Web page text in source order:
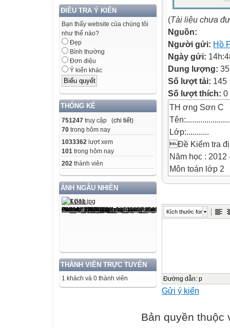
ĐIỀU TRA Ý KIẾN
Bạn thấy website của chúng tôi
như thế nào?
Đẹp
Bình thường
Đơn điệu
Ý kiến khác
THỐNG KÊ
751247 truy cập (chi tiết)
70 trong hôm nay
1033362 lượt xem
101 trong hôm nay
202 thành viên
ẢNH NGẪU NHIÊN
THÀNH VIÊN TRỰC TUYẾN
1 khách và 0 thành viên
(Tài liệu chưa
Nguồn:
Người gửi: Hồ
Ngày gửi:
Dung lượng:
Số lượt tải: 145
Số lượt thích: 0
TH ơng Sơn C
Lớp:...........
Đề Kiểm tra
Năm học : 2012
Môn toán lớp 2
Đề lẻ
Chữ ký giám
Kích thước font
Đường dẫn: p
Gửi ý kiến
Bản quyền thuộc